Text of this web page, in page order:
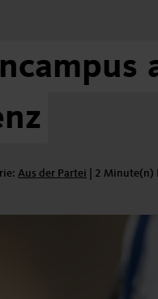
Kategorie:
Aus der Partei 2 Minute(n)